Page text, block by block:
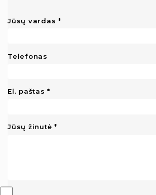
Jūsų vardas
Telefonas
El. paštas
Jūsų žinutė